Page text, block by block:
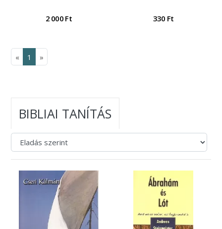
2 000 Ft 330 Ft
« 1 »
BIBLIAI TANÍTÁS